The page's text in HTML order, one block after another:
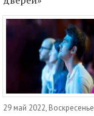
29 май 2022, Воскресенье